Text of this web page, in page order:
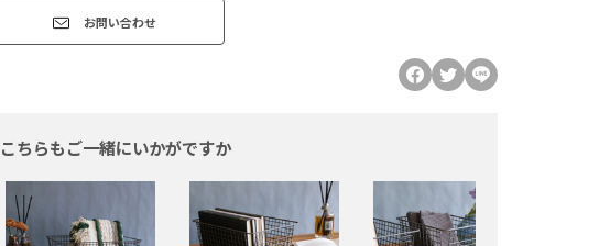
お問い合わせ
こちらもご一緒にいかがですか